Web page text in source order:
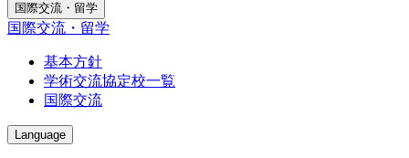
国際交流・留学
国際交流・留学
基本方針
学術交流協定校一覧
国際交流
Language